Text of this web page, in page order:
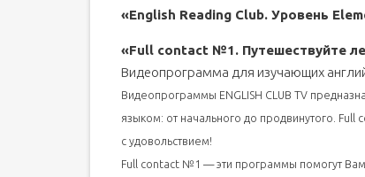
«English Reading Club. Уровень
«Full contact №1. Путешествуйте
Видеопрограмма для изучающих
Видеопрограммы ENGLISH CLUB TV
языком: от начального до продвинутого. Full
с удовольствием!
Full contact №1 — эти программы помогут Вам